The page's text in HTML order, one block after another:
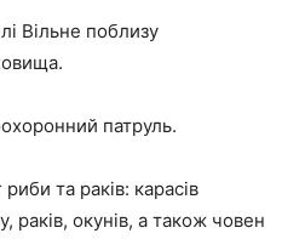
Вільне поблизу
патруль.
та раків: карасів
раків, окунів, а також човен